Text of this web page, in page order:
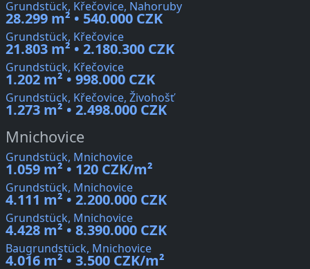
Grundstück, Křečovice, Nahoruby
28.299 m² • 540.000 CZK
Grundstück, Křečovice
21.803 m² • 2.180.300 CZK
Grundstück, Křečovice
1.202 m² • 998.000 CZK
Grundstück, Křečovice, Živohošť
1.273 m² • 2.498.000 CZK
Mnichovice
Grundstück, Mnichovice
1.059 m² • 120 CZK/m²
Grundstück, Mnichovice
4.111 m² • 2.200.000 CZK
Grundstück, Mnichovice
4.428 m² • 8.390.000 CZK
Baugrundstück, Mnichovice
4.016 m² • 3.500 CZK/m²